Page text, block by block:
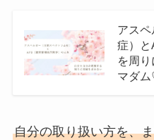
アス
症）と
を周り
マダ
自分の取り扱い方を、